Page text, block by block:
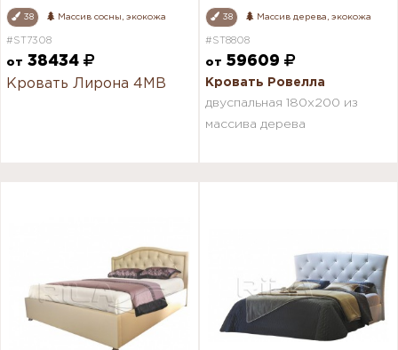
38 Массив сосны, экокожа
#ST7308
от 38434
Кровать Лирона 4МВ
38 Массив дерева, экокожа
#ST8808
от 59609
Кровать Ровелла
двуспальная 180х200 из
массива дерева